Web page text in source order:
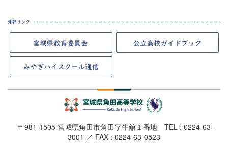
〒981-1505 宮城県角田市角田字牛舘１番地 TEL : 0224-63-
3001 ／ FAX : 0224-63-0523